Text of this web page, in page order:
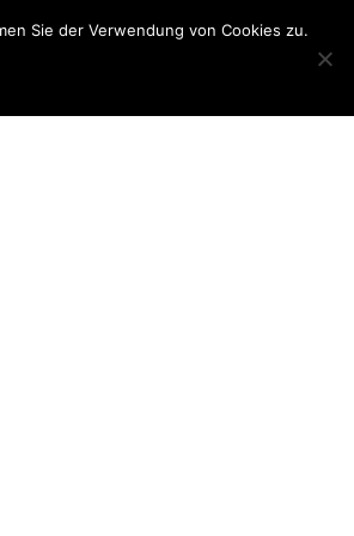
Sie der Verwendung von Cookies zu.